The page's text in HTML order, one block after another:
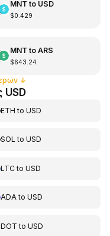
MNT to USD
$0.429
MNT to ARS
$643.24
↓
USD
ETH toUSD
SOL toUSD
LTCtoUSD
ADAtoUSD
DOT toUSD